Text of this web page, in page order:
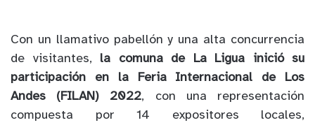
Con un llamativo pabellón y una alta concurrencia
de visitantes, la comuna de La Ligua inició su
participación en la Feria Internacional de Los
Andes (FILAN) 2022, con una representación
compuesta por 14 expositores locales,